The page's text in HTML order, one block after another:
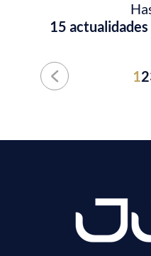
15
1 2